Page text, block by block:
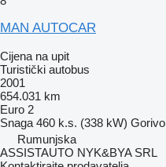
MAN AUTOCAR
Cijena na upit
Turistički autobus
2001
654.031 km
Euro 2
Snaga 460 k.s. (338 kW) Gorivo
Rumunjska
ASSISTAUTO NYK&BYA SRL